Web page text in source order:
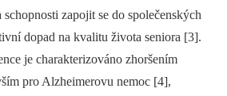
zapojit se do společenských
dopad na kvalitu života seniora [3].
je charakterizováno zhoršením
pro Alzheimerovu nemoc [4],